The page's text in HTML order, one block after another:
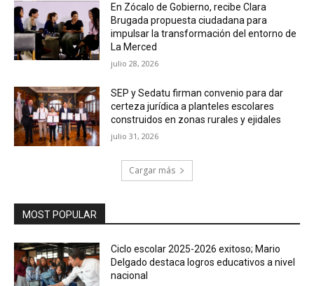
En Zócalo de Gobierno, recibe Clara
Brugada propuesta ciudadana para
impulsar la transformación del entorno de
La Merced
julio 28, 2026
SEP y Sedatu firman convenio para dar
certeza jurídica a planteles escolares
construidos en zonas rurales y ejidales
julio 31, 2026
Cargar más
MOST POPULAR
Ciclo escolar 2025-2026 exitoso; Mario
Delgado destaca logros educativos a nivel
nacional